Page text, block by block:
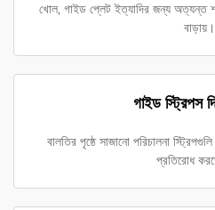
খোল, গাইড প্লেট ইত্যাদির জন্য অত্যন্ত
বাড়ায়।
গাইড স্ট্রিপস
বালতির পৃষ্ঠে সাজানো পরিচালনা
প্রতিরোধ